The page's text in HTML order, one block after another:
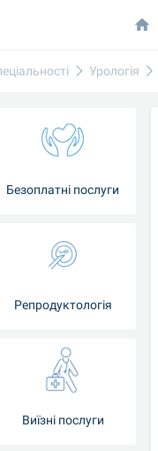
Урологія
Безоплатні послуги
Репродуктологія
Виїзні послуги